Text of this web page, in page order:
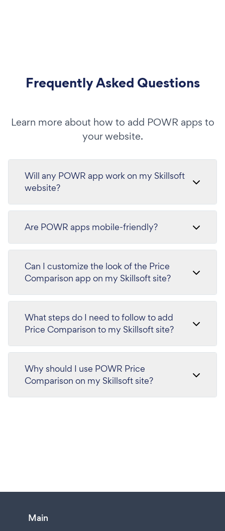
Frequently Asked Questions
Learn more about how to add POWR apps to
your website.
Will any POWR app work on my Skillsoft
website?
Are POWR apps mobile-friendly?
Can I customize the look of the Price
Comparison app on my Skillsoft site?
What steps do I need to follow to add
Price Comparison to my Skillsoft site?
Why should I use POWR Price
Comparison on my Skillsoft site?
Main